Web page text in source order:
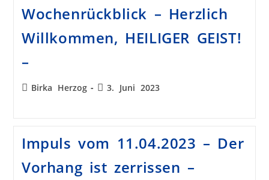
Wochenrückblick – Herzlich
Willkommen, HEILIGER GEIST!
–
Birka Herzog 3. Juni 2023
Impuls vom 11.04.2023 – Der
Vorhang ist zerrissen –